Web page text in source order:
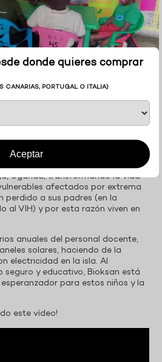
donde quieres comprar
CANARIAS, PORTUGAL O ITALIA)
Aceptar
colaborando en este proyecto.
apadrina la Mount Eagle
Uganda, transformando la vida
afectados por extrema
perdido a sus padres (en la
al VIH) y por esta razón viven en
anuales del personal docente,
solares, haciendo de la
electricidad en la isla. Al
seguro y educativo, Bioksan está
para estos niños y la
este vídeo!